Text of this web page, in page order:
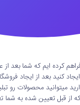
کرده ایم که شما بعد
کنید بعد از ایجاد
میتوانید محصولات رو
قبل تعیین شده به شما